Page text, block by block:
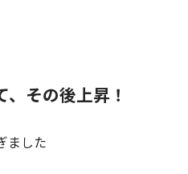
その後上昇！
ました